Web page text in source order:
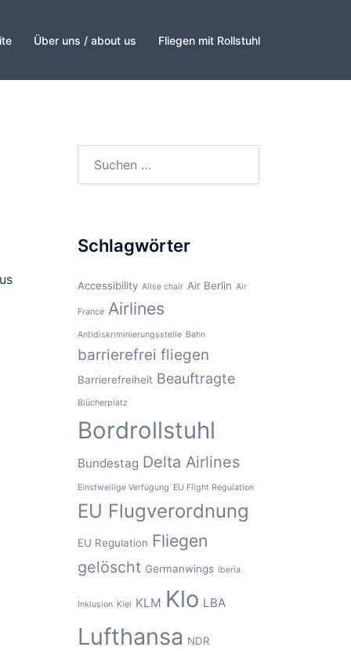
Über uns / about us Fliegen mit Rollstuhl
Schlagwörter
Accessibility Ailse chair Air Berlin Air
France Airlines
Antidiskriminierungsstelle Bahn
barrierefrei fliegen
Barrierefreiheit Beauftragte
Blücherplatz
Bordrollstuhl
Bundestag Delta Airlines
Einstweilige Verfügung EU Flight Regulation
EU Flugverordnung
EU Regulation Fliegen
gelöscht Germanwings Iberia
Inklusion Kiel KLM Klo LBA
Lufthansa NDR